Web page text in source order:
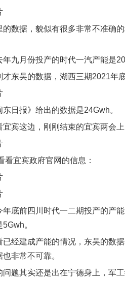
的数据，貌似有很多非常不准确
年九月份投产的时代一汽产能是
才东吴的数据，湖西三期2021年
东日报》给出的数据是24Gwh。
宜宾这边，刚刚结束的宜宾两会
看宜宾政府官网的信息：
年底前四川时代一二期投产的产
。
已经建成产能的情况，东吴的数
非常不可靠。
问题其实还是出在宁德身上，军